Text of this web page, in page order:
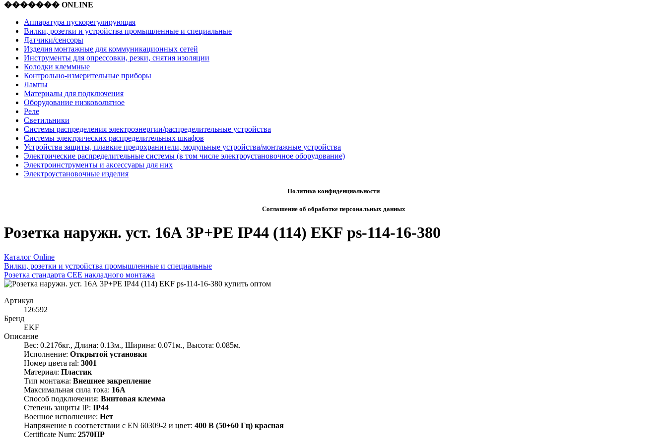
������� ONLINE
Аппаратура пускорегулирующая
Вилки, розетки и устройства промышленные и специальные
Датчики/сенсоры
Изделия монтажные для коммуникационных сетей
Инструменты для опрессовки, резки, снятия изоляции
Колодки клеммные
Контрольно-измерительные приборы
Лампы
Материалы для подключения
Оборудование низковольтное
Реле
Светильники
Системы распределения электроэнергии/распределительные устройства
Системы электрических распределительных шкафов
Устройства защиты, плавкие предохранители, модульные устройства/монтажные устройства
Электрические распределительные системы (в том числе электроустановочное оборудование)
Электроинструменты и аксессуары для них
Электроустановочные изделия
Политика конфиденциальности
Соглашение об обработке персональных данных
Розетка наружн. уст. 16А 3P+PE IP44 (114) EKF ps-114-16-380
Каталог Online
Вилки, розетки и устройства промышленные и специальные
Розетка стандарта СЕЕ накладного монтажа
Артикул
126592
Бренд
EKF
Описание
Вес: 0.2176кг., Длина: 0.13м., Ширина: 0.071м., Высота: 0.085м.
Исполнение: Открытой установки
Номер цвета ral: 3001
Материал: Пластик
Тип монтажа: Внешнее закрепление
Максимальная сила тока: 16А
Способ подключения: Винтовая клемма
Степень защиты IP: IP44
Военное исполнение: Нет
Напряжение в соответствии с EN 60309-2 и цвет: 400 В (50+60 Гц) красная
Certificate Num: 2570ПР